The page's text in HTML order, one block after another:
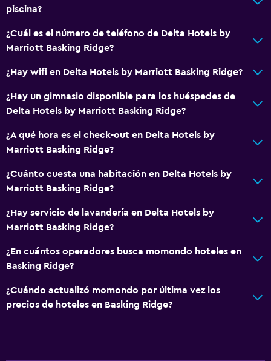
piscina?
¿Cuál es el número de teléfono de Delta Hotels by
Marriott Basking Ridge?
¿Hay wifi en Delta Hotels by Marriott Basking Ridge?
¿Hay un gimnasio disponible para los huéspedes de
Delta Hotels by Marriott Basking Ridge?
¿A qué hora es el check-out en Delta Hotels by
Marriott Basking Ridge?
¿Cuánto cuesta una habitación en Delta Hotels by
Marriott Basking Ridge?
¿Hay servicio de lavandería en Delta Hotels by
Marriott Basking Ridge?
¿En cuántos operadores busca momondo hoteles en
Basking Ridge?
¿Cuándo actualizó momondo por última vez los
precios de hoteles en Basking Ridge?